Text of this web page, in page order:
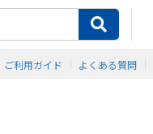
ご利用ガイド よくある質問